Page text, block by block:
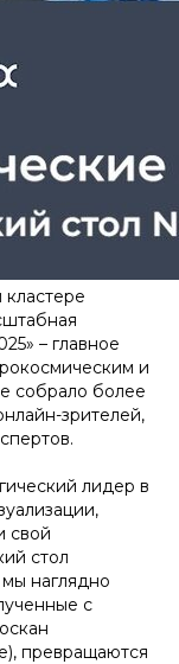
– главное
и
собрало более
зрителей,
лидер в
свой
стол
наглядно
с
превращаются